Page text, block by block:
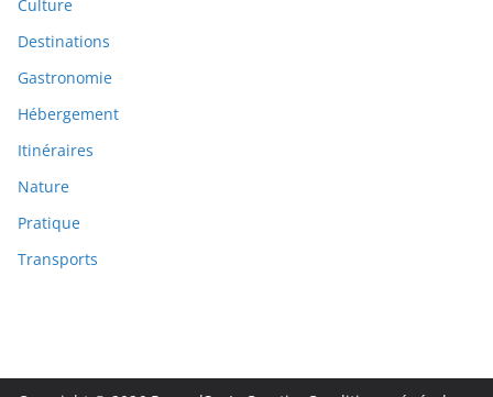
Culture
Destinations
Gastronomie
Hébergement
Itinéraires
Nature
Pratique
Transports